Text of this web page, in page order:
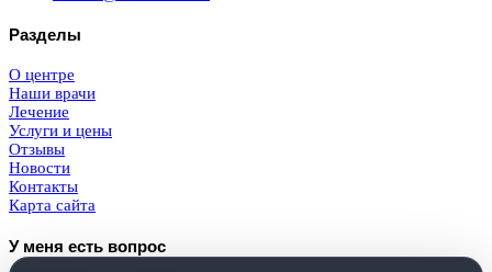
Разделы
О центре
Наши врачи
Лечение
Услуги и цены
Отзывы
Новости
Контакты
Карта сайта
У меня есть вопрос